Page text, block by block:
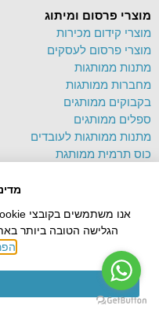
מוצרי פרסום ומיתוג
מוצרי קידום מכירות
מוצרי פרסום לעסקים
מתנות ממותגות
מחברות ממותגות
בקבוקים ממותגים
ספלים ממותגים
מתנות ממותגות לעובדים
כוס תרמית ממותגת
עטים ממותגים
אנו משתמשים בקובצי Cookie כדי להבטיח שנספק לך את חוויית
הגלישה הטובה ביותר